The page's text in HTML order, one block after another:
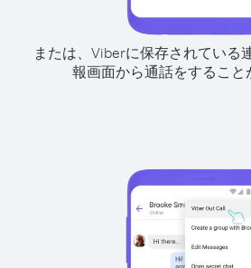
または、Viberに保存されている
報画面から通話をすること